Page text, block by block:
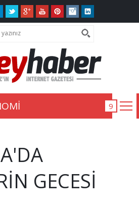
GECESİ